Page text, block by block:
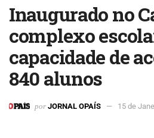
Inaugurado no
complexo
capacidade de
840 alunos
por JORNAL OPAÍS 15 de